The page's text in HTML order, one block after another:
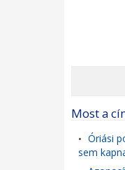
Most a
• Óriási
sem